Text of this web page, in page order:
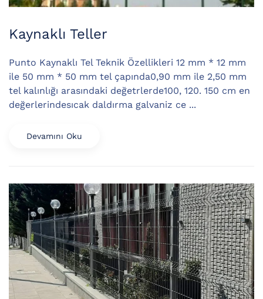
Kaynaklı Teller
Punto Kaynaklı Tel Teknik Özellikleri 12 mm * 12 mm
ile 50 mm * 50 mm tel çapında0,90 mm ile 2,50 mm
tel kalınlığı arasındaki değetrlerde100, 120. 150 cm en
değerlerindesıcak daldırma galvaniz ce ...
Devamını Oku